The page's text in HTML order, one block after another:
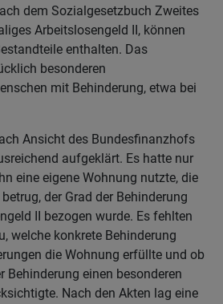
dem Sozialgesetzbuch Zweites
Arbeitslosengeld II, können
enthalten. Das
besonderen
mit Behinderung, etwa bei
Ansicht des Bundesfinanzhofs
aufgeklärt. Es hatte nur
eine eigene Wohnung nutzte, die
der Grad der Behinderung
II bezogen wurde. Es fehlten
welche konkrete Behinderung
die Wohnung erfüllte und ob
Behinderung einen besonderen
Nach den Akten lag eine